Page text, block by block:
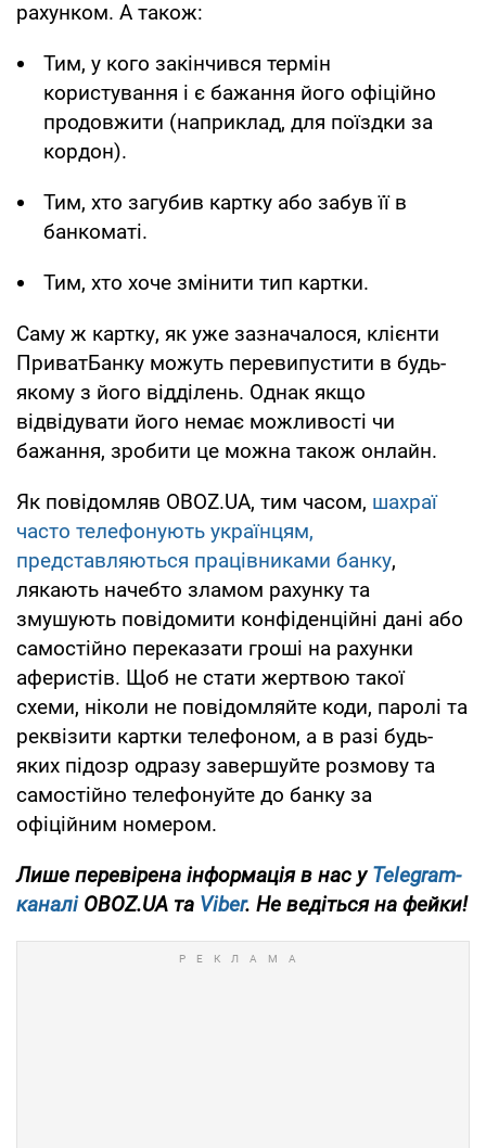
рахунком. А також:
Тим, у кого закінчився термін
користування і є бажання його офіційно
продовжити (наприклад, для поїздки за
кордон).
Тим, хто загубив картку або забув її в
банкоматі.
Тим, хто хоче змінити тип картки.
Саму ж картку, як уже зазначалося, клієнти
ПриватБанку можуть перевипустити в будь-
якому з його відділень. Однак якщо
відвідувати його немає можливості чи
бажання, зробити це можна також онлайн.
Як повідомляв OBOZ.UA, тим часом, шахраї
часто телефонують українцям,
представляються працівниками банку,
лякають начебто зламом рахунку та
змушують повідомити конфіденційні дані або
самостійно переказати гроші на рахунки
аферистів. Щоб не стати жертвою такої
схеми, ніколи не повідомляйте коди, паролі та
реквізити картки телефоном, а в разі будь-
яких підозр одразу завершуйте розмову та
самостійно телефонуйте до банку за
офіційним номером.
Лише перевірена інформація в нас уTelegram-
каналіOBOZ.UA та Viber. Не ведіться на фейки!